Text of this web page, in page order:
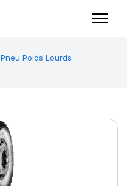
Pneu Poids Lourds